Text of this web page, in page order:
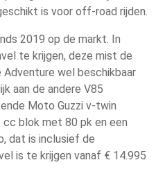
is voor off-road rijden.
2019 op de markt. In
te krijgen, deze mist de
wel beschikbaar
aan de andere V85
Moto Guzzi v-twin
blok met 80 pk en een
dat is inclusief de
is te krijgen vanaf € 14.995